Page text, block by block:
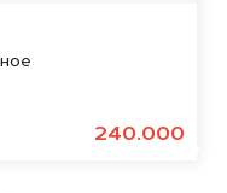
240.000
автомобиля
20.000 руб.